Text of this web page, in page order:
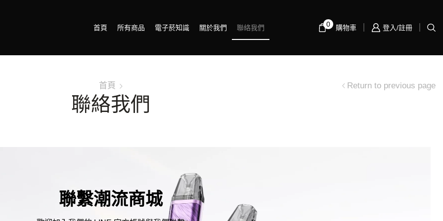
首頁 所有商品 電子菸知識 關於我們 聯絡我們 0 購物車 登入/註冊
Return to previous page
首頁
聯絡我們
聯繫潮流商城